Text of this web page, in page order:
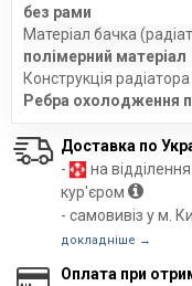
без рами
Матеріал бачка
полімерний матеріал
Конструкція радіатора
Ребра охолодження
Доставка по
-
на
кур'єром
- самовивіз у м.
докладніше →
Оплата при